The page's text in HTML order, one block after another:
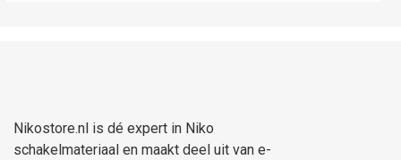
Nikostore.nl is dé expert in Niko
schakelmateriaal en maakt deel uit van e-